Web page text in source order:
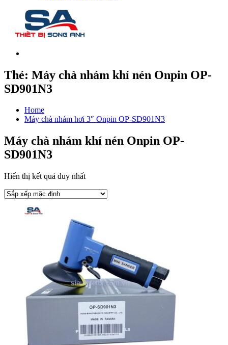
Thẻ: Máy chà nhám khí nén Onpin OP-
SD901N3
Home
Máy chà nhám hơi 3″ Onpin OP-SD901N3
Máy chà nhám khí nén Onpin OP-
SD901N3
Hiển thị kết quả duy nhất